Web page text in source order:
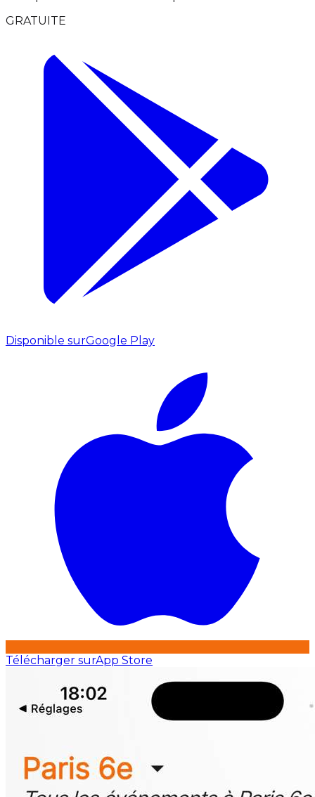
GRATUITE
Disponible surGoogle Play
Télécharger surApp Store